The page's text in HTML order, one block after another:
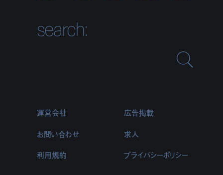
search:
運営会社
広告掲載
お問い合わせ
求人
利用規約 プライバシーポリシー